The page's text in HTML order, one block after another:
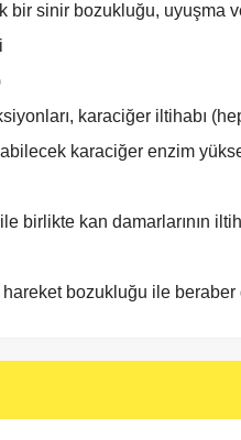
bir sinir bozukluğu, uyuşma
karaciğer iltihabı
karaciğer enzim
ile birlikte kan damarlarının
hareket bozukluğu ile